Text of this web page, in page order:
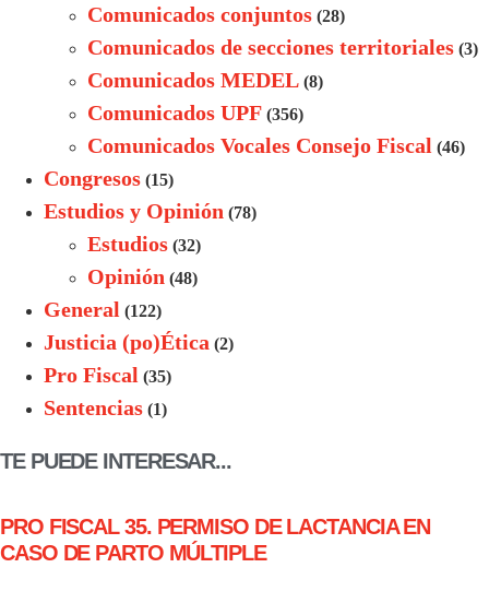
Comunicados conjuntos (28)
Comunicados de secciones territoriales (3)
Comunicados MEDEL (8)
Comunicados UPF (356)
Comunicados Vocales Consejo Fiscal (46)
Congresos (15)
Estudios y Opinión (78)
Estudios (32)
Opinión (48)
General (122)
Justicia (po)Ética (2)
Pro Fiscal (35)
Sentencias (1)
TE PUEDE INTERESAR...
PRO FISCAL 35. PERMISO DE LACTANCIA EN
CASO DE PARTO MÚLTIPLE